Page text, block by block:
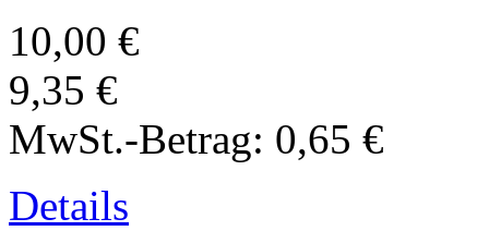
10,00 €
9,35 €
MwSt.-Betrag: 0,65 €
Details